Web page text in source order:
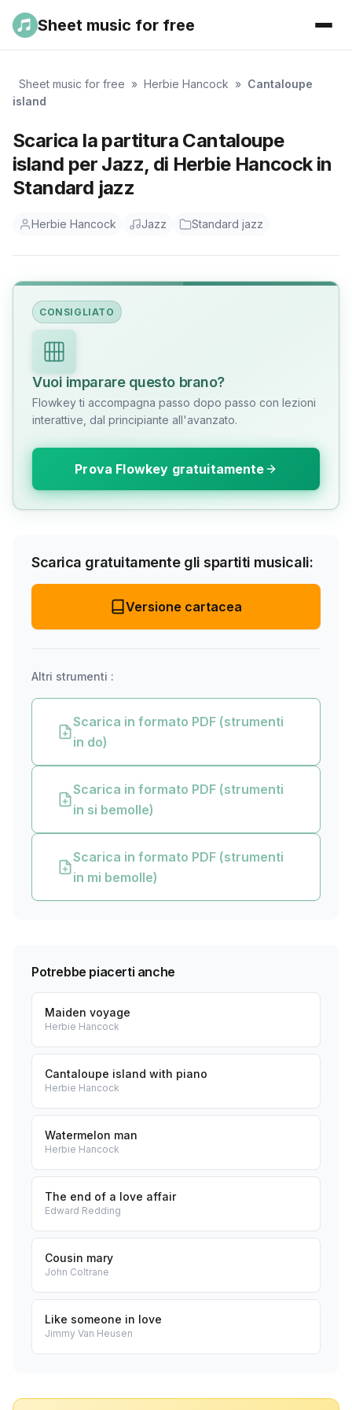
Sheet music for free
Sheet music for free » Herbie Hancock » Cantaloupe
island
Scarica la partitura Cantaloupe
island per Jazz, di Herbie Hancock in
Standard jazz
Herbie Hancock Jazz Standard jazz
CONSIGLIATO
Vuoi imparare questo brano?
Flowkey ti accompagna passo dopo passo con lezioni
interattive, dal principiante all'avanzato.
Prova Flowkey gratuitamente
Scarica gratuitamente gli spartiti musicali:
Versione cartacea
Altri strumenti :
Scarica in formato PDF (strumenti
in do)
Scarica in formato PDF (strumenti
in si bemolle)
Scarica in formato PDF (strumenti
in mi bemolle)
Potrebbe piacerti anche
Maiden voyage
Herbie Hancock
Cantaloupe island with piano
Herbie Hancock
Watermelon man
Herbie Hancock
The end of a love affair
Edward Redding
Cousin mary
John Coltrane
Like someone in love
Jimmy Van Heusen